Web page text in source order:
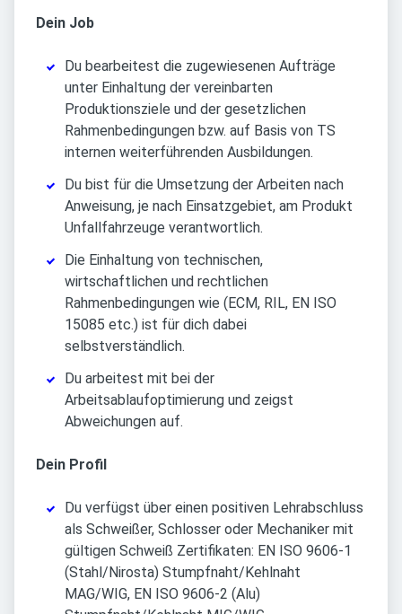
Dein Job
Du bearbeitest die zugewiesenen Aufträge
unter Einhaltung der vereinbarten
Produktionsziele und der gesetzlichen
Rahmenbedingungen bzw. auf Basis von TS
internen weiterführenden Ausbildungen.
Du bist für die Umsetzung der Arbeiten nach
Anweisung, je nach Einsatzgebiet, am Produkt
Unfallfahrzeuge verantwortlich.
Die Einhaltung von technischen,
wirtschaftlichen und rechtlichen
Rahmenbedingungen wie (ECM, RIL, EN ISO
15085 etc.) ist für dich dabei
selbstverständlich.
Du arbeitest mit bei der
Arbeitsablaufoptimierung und zeigst
Abweichungen auf.
Dein Profil
Du verfügst über einen positiven Lehrabschluss
als Schweißer, Schlosser oder Mechaniker mit
gültigen Schweiß Zertifikaten: EN ISO 9606-1
(Stahl/Nirosta) Stumpfnaht/Kehlnaht
MAG/WIG, EN ISO 9606-2 (Alu)